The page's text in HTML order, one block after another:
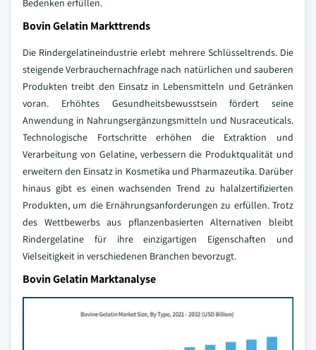
Bedenken erfüllen.
Bovin Gelatin Markttrends
Die Rindergelatineindustrie erlebt mehrere Schlüsseltrends. Die
steigende Verbrauchernachfrage nach natürlichen und sauberen
Produkten treibt den Einsatz in Lebensmitteln und Getränken
voran. Erhöhtes Gesundheitsbewusstsein fördert seine
Anwendung in Nahrungsergänzungsmitteln und Nusraceuticals.
Technologische Fortschritte erhöhen die Extraktion und
Verarbeitung von Gelatine, verbessern die Produktqualität und
erweitern den Einsatz in Kosmetika und Pharmazeutika. Darüber
hinaus gibt es einen wachsenden Trend zu halalzertifizierten
Produkten, um die Ernährungsanforderungen zu erfüllen. Trotz
des Wettbewerbs aus pflanzenbasierten Alternativen bleibt
Rindergelatine für ihre einzigartigen Eigenschaften und
Vielseitigkeit in verschiedenen Branchen bevorzugt.
Bovin Gelatin Marktanalyse